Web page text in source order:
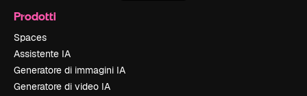
Prodotti
Spaces
Assistente IA
Generatore di immagini IA
Generatore di video IA